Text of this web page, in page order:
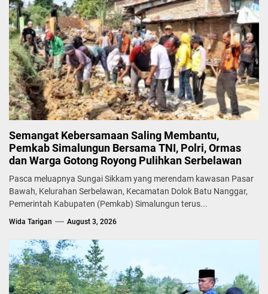
Semangat Kebersamaan Saling Membantu,
Pemkab Simalungun Bersama TNI, Polri, Ormas
dan Warga Gotong Royong Pulihkan Serbelawan
Pasca meluapnya Sungai Sikkam yang merendam kawasan Pasar
Bawah, Kelurahan Serbelawan, Kecamatan Dolok Batu Nanggar,
Pemerintah Kabupaten (Pemkab) Simalungun terus...
Wida Tarigan August 3, 2026